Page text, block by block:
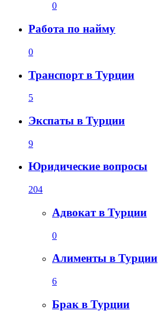
0
Работа по найму
0
Транспорт в Турции
5
Экспаты в Турции
9
Юридические вопросы
204
Адвокат в Турции
0
Алименты в Турции
6
Брак в Турции